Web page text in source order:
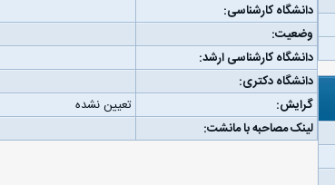
دانشگاه کارشناسی:
وضعیت:
دانشگاه کارشناسی ارشد:
دانشگاه دکتری:
گرایش:
تعیین نشده
لینک مصاحبه با مانشت: